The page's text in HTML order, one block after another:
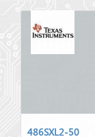
486SXL2-50